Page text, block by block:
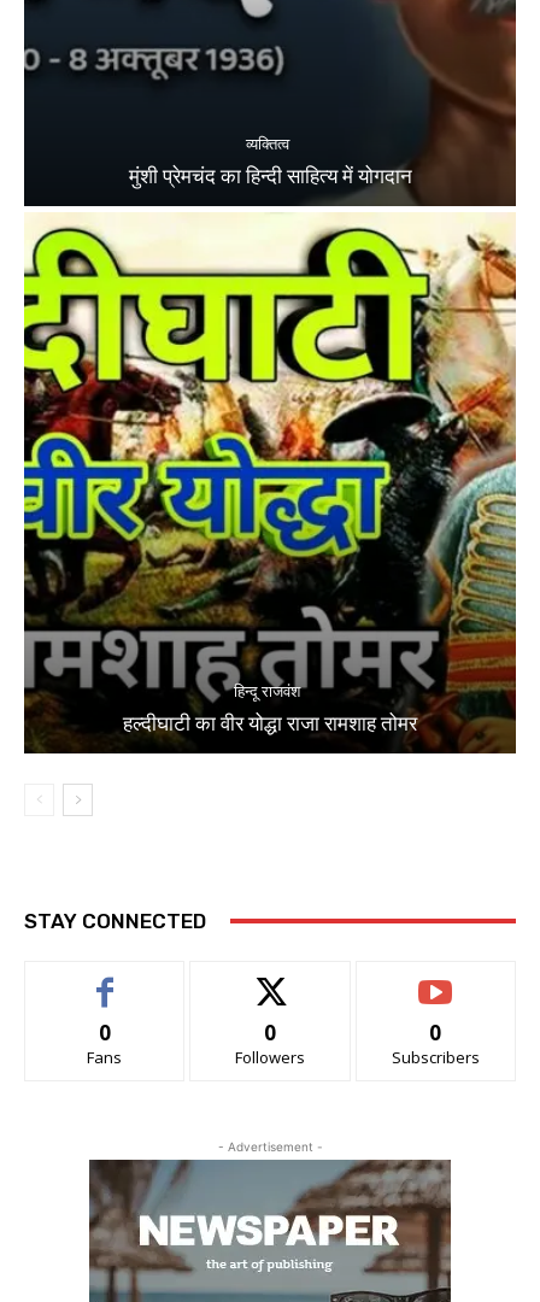
व्यक्तित्व
मुंशी प्रेमचंद का हिन्दी साहित्य में योगदान
हिन्दू राजवंश
हल्दीघाटी का वीर योद्धा राजा रामशाह तोमर
STAY CONNECTED
0
Fans
0
Followers
0
Subscribers
- Advertisement -